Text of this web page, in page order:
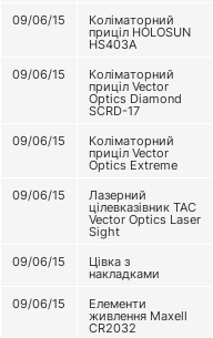
09/06/15 Коліматорний
приціл HOLOSUN
HS403A
09/06/15 Коліматорний
приціл Vector
Optics Diamond
SCRD-17
09/06/15 Коліматорний
приціл Vector
Optics Extreme
09/06/15 Лазерний
цілевказівник TAC
Vector Optics Laser
Sight
09/06/15 Цівка з
накладками
09/06/15
Елементи
живлення Maxell
CR2032